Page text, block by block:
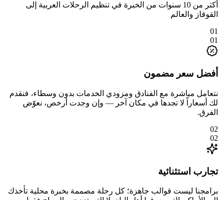
أكثر من 10 سنوات من الخبرة في تنظيم الرحلات العربية إلى
القوقاز والعالم
01
01
أفضل سعر مضمون
نتعامل مباشرة مع الفنادق ومزودي الخدمات بدون وسطاء، فنقدم
لك أسعاراً لا تجدها في مكان آخر — وإن وجدت أرخص، نعوّض
الفرق.
02
02
تجارب استثنائية
برامجنا ليست قوالب جاهزة؛ كل رحلة مصممة بخبرة محلية تأخذك